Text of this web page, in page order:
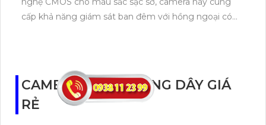
cấp khả năng giám sát ban đêm với hồng ngoại có
truyền tải nhanh và hỗ trợ các công nghệ nén video
H.265/H.264+/H.264. Hơn nữa, camera còn tích hợp
công nghệ nhìn đêm chất lượng Hồng Ngoại Smart
CAMERA WIFI KHÔNG DÂY GIÁ
RẺ